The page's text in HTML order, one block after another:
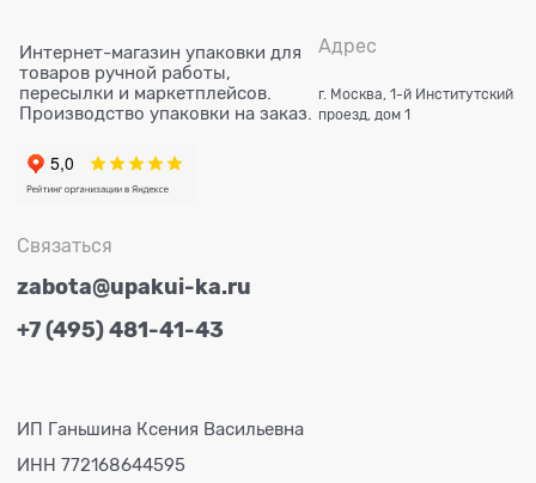
Интернет-магазин упаковки для
товаров ручной работы,
пересылки и маркетплейсов.
Производство упаковки на заказ.
Адрес
г. Москва, 1-й Институтский
проезд, дом 1
Связаться
zabota@upakui-ka.ru
+7 (495) 481-41-43
ИП Ганьшина Ксения Васильевна
ИНН 772168644595